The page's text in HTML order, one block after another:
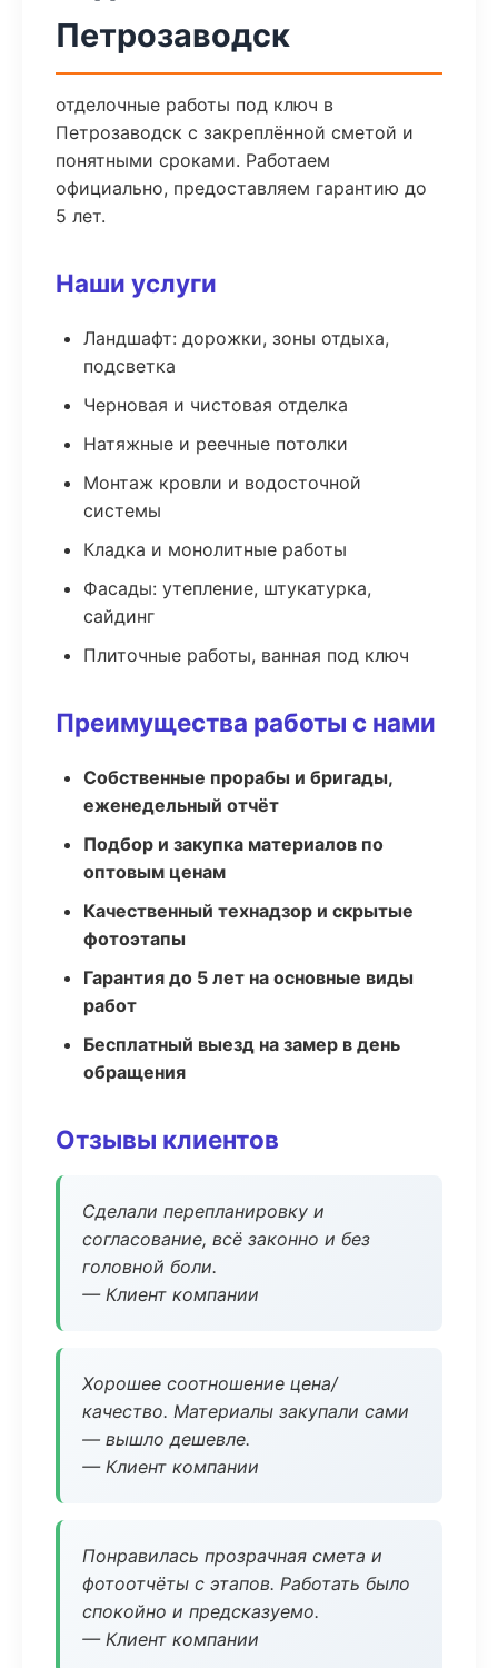
Петрозаводск
отделочные работы под ключ в
Петрозаводск с закреплённой сметой и
понятными сроками. Работаем
официально, предоставляем гарантию до
5 лет.
Наши услуги
Ландшафт: дорожки, зоны отдыха,
подсветка
Черновая и чистовая отделка
Натяжные и реечные потолки
Монтаж кровли и водосточной
системы
Кладка и монолитные работы
Фасады: утепление, штукатурка,
сайдинг
Плиточные работы, ванная под ключ
Преимущества работы с нами
Собственные прорабы и бригады,
еженедельный отчёт
Подбор и закупка материалов по
оптовым ценам
Качественный технадзор и скрытые
фотоэтапы
Гарантия до 5 лет на основные виды
работ
Бесплатный выезд на замер в день
обращения
Отзывы клиентов
Сделали перепланировку и
согласование, всё законно и без
головной боли.
— Клиент компании
Хорошее соотношение цена/
качество. Материалы закупали сами
— вышло дешевле.
— Клиент компании
Понравилась прозрачная смета и
фотоотчёты с этапов. Работать было
спокойно и предсказуемо.
— Клиент компании